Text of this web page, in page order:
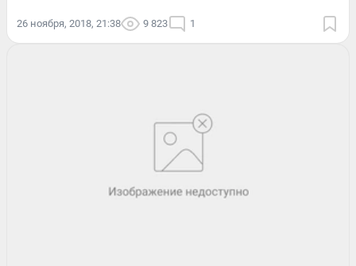
26 ноября, 2018, 21:38 9 823 1